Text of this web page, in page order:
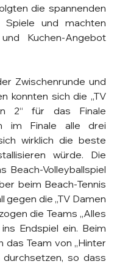
die spannenden
Spiele und machten
Kuchen-Angebot
Zwischenrunde und
konnten sich die „TV
2“ für das Finale
im Finale alle drei
wirklich die beste
würde. Die
Beach-Volleyballspiel
beim Beach-Tennis
gegen die „TV Damen
die Teams „Alles
ins Endspiel ein. Beim
das Team von „Hinter
durchsetzen, so dass